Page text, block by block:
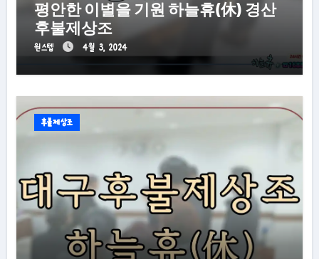
평안한 이별을 기원 하늘휴(休) 경산
후불제상조
원스텝 4월 3, 2024
후불제상조